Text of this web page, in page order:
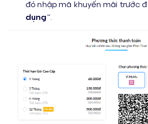
đó nhập mã khuyến mãi trước
dụng“.